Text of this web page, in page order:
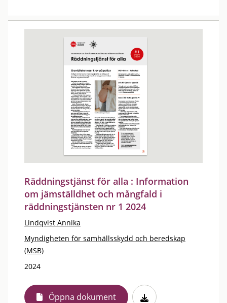
Räddningstjänst för alla : Information
om jämställdhet och mångfald i
räddningstjänsten nr 1 2024
Lindqvist Annika
Myndigheten för samhällsskydd och beredskap
(MSB)
2024
Öppna dokument